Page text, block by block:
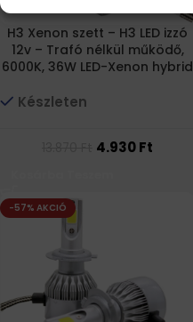
H3 Xenon szett – H3 LED izzó
12v – Trafó nélkül működő,
6000K, 36W LED-Xenon hybrid
Készleten
4.930Ft
-57% AKCIÓ